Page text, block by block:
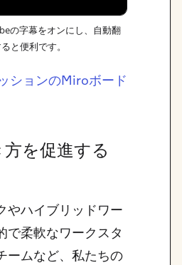
の字幕をオンにし、自動翻
と便利です。
ションのMiroボード
を促進する
やハイブリッドワー
で柔軟なワークスタ
ームなど、私たちの